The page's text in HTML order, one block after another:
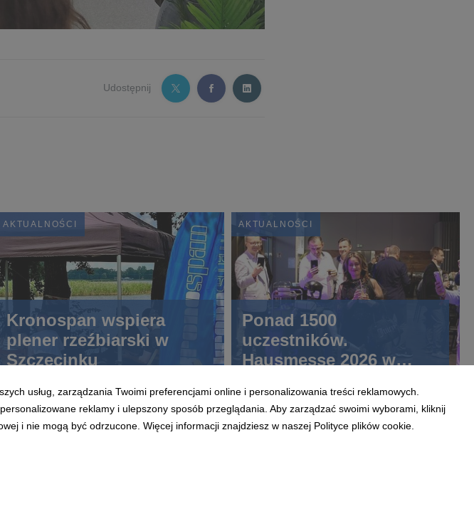
Udostępnij
AKTUALNOŚCI
Kronospan wspiera
plener rzeźbiarski w
Szczecinku
AKTUALNOŚCI
Ponad 1500
uczestników.
Hausmesse 2026 w
usług, zarządzania Twoimi preferencjami online i personalizowania treści reklamowych.
reklamy i ulepszony sposób przeglądania. Aby zarządzać swoimi wyborami, kliknij
i nie mogą być odrzucone. Więcej informacji znajdziesz w naszej Polityce plików cookie.